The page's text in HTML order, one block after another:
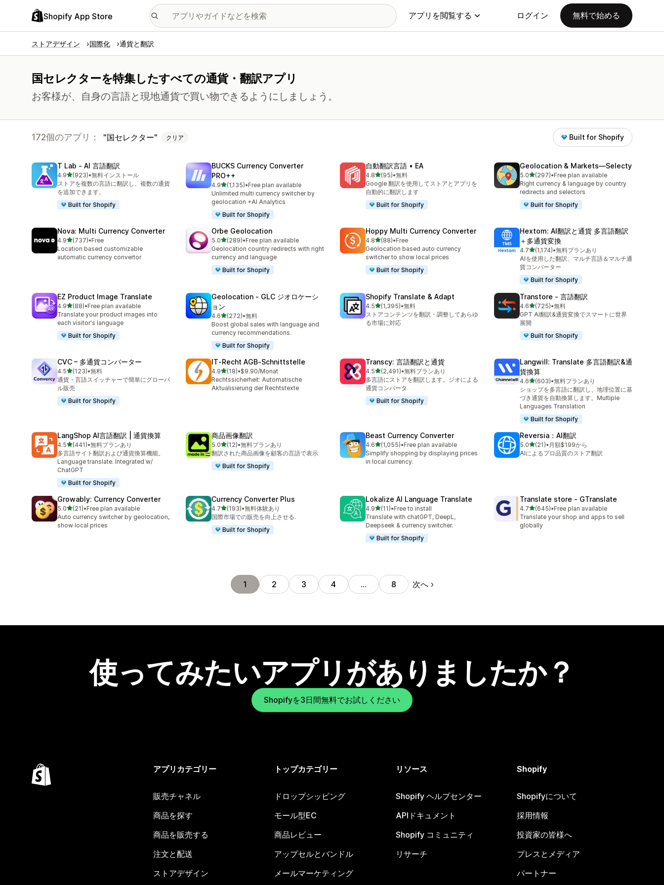
Shopify App Store アプリを閲覧する ログイン 無料で始める
ストアデザイン 国際化 通貨と翻訳
国セレクターを特集したすべての通貨・翻訳アプリ
お客様が、自身の言語と現地通貨で買い物できるようにしましょう。
172個のアプリ： 国セレクター クリア Built for Shopify
T Lab ‑ AI 言語翻訳
4.95つ星中
(923)
合計レビュー数：923件
•無料インストール
ストアを複数の言語に翻訳し、複数の通貨
を追加できます。
Built for Shopify
BUCKS Currency Converter
PRO++
4.95つ星中
(1,135)
合計レビュー数：1135件
•Free plan available
Unlimited multi currency switcher by
geolocation +AI Analytics
Built for Shopify
自動翻訳言語 • EA
4.85つ星中
(95)
合計レビュー数：95件
•無料
Google 翻訳を使用してストアとアプリを
自動的に翻訳します
Built for Shopify
Geolocation & Markets—Selecty
5.05つ星中
(297)
合計レビュー数：297件
•Free plan available
Right currency & language by country
redirects and selectors
Built for Shopify
Nova: Multi Currency Converter
4.95つ星中
(737)
合計レビュー数：737件
•Free
Location based customizable
automatic currency convertor
Orbe Geolocation
5.05つ星中
(289)
合計レビュー数：289件
•Free plan available
Geolocation country redirects with right
currency and language
Built for Shopify
Hoppy Multi Currency Converter
4.85つ星中
(88)
合計レビュー数：88件
•Free
Geolocation based auto currency
switcher to show local prices
Built for Shopify
Hextom: AI翻訳と通貨 多言語翻訳
＋多通貨変換
4.75つ星中
(1,174)
合計レビュー数：1174件
•無料プランあり
AIを使用した翻訳、マルチ言語＆マルチ通
貨コンバーター
Built for Shopify
EZ Product Image Translate
4.95つ星中
(88)
合計レビュー数：88件
•Free plan available
Translate your product images into
each visitor's language
Built for Shopify
Geolocation ‑ GLC ジオロケーシ
ョン
4.65つ星中
(272)
合計レビュー数：272件
•無料
Boost global sales with language and
currency recommendations.
Built for Shopify
Shopify Translate & Adapt
4.55つ星中
(1,395)
合計レビュー数：1395件
•無料
ストアコンテンツを翻訳・調整してあらゆ
る市場に対応
Transtore ‑ 言語翻訳
4.65つ星中
(725)
合計レビュー数：725件
•無料
GPT AI翻訳&通貨変換でスマートに世界
展開
Built for Shopify
CVC – 多通貨コンバーター
4.55つ星中
(123)
合計レビュー数：123件
•無料
通貨・言語スイッチャーで簡単にグローバ
ル販売
Built for Shopify
IT‑Recht AGB‑Schnittstelle
4.95つ星中
(18)
合計レビュー数：18件
•$9.90/Monat
Rechtssicherheit: Automatische
Aktualisierung der Rechtstexte
Transcy: 言語翻訳と通貨
4.55つ星中
(2,491)
合計レビュー数：2491件
•無料プランあり
多言語にストアを翻訳します。ジオによる
通貨コンバータ
Built for Shopify
Langwill: Translate 多言語翻訳&通
貨換算
4.65つ星中
(603)
合計レビュー数：603件
•無料プランあり
ショップを多言語に翻訳し、地理位置に基
づき通貨を自動換算します。Multiple
Languages Translation
Built for Shopify
LangShop AI言語翻訳 | 通貨換算
4.55つ星中
(441)
合計レビュー数：441件
•無料プランあり
多言語サイト翻訳および通貨換算機能。
Language translate. Integrated w/
ChatGPT
Built for Shopify
商品画像翻訳
5.05つ星中
(12)
合計レビュー数：12件
•無料プランあり
翻訳された商品画像を顧客の言語で表示
Built for Shopify
Beast Currency Converter
4.65つ星中
(1,055)
合計レビュー数：1055件
•Free plan available
Simplify shopping by displaying prices
in local currency.
Reversia：AI翻訳
5.05つ星中
(21)
合計レビュー数：21件
• 月額$199から
AIによるプロ品質のストア翻訳
Growably: Currency Converter
5.05つ星中
(21)
合計レビュー数：21件
•Free plan available
Auto currency switcher by geolocation,
show local prices
Currency Converter Plus
4.75つ星中
(193)
合計レビュー数：193件
•無料体験あり
国際市場での販売を向上させる.
Built for Shopify
Lokalize AI Language Translate
4.95つ星中
(11)
合計レビュー数：11件
•Free to install
Translate with chatGPT, DeepL,
Deepseek & currency switcher.
Built for Shopify
Translate store ‑ GTranslate
4.75つ星中
(645)
合計レビュー数：645件
•Free plan available
Translate your shop and apps to sell
globally
1 2 3 4 … 8 次へ
使ってみたいアプリがありましたか？
Shopifyを3日間無料でお試しください
アプリカテゴリー
販売チャネル
商品を探す
商品を販売する
注文と配送
ストアデザイン
トップカテゴリー
ドロップシッピング
モール型EC
商品レビュー
アップセルとバンドル
メールマーケティング
リソース
Shopify ヘルプセンター
APIドキュメント
Shopify コミュニティ
リサーチ
Shopify
Shopifyについて
採用情報
投資家の皆様へ
プレスとメディア
パートナー